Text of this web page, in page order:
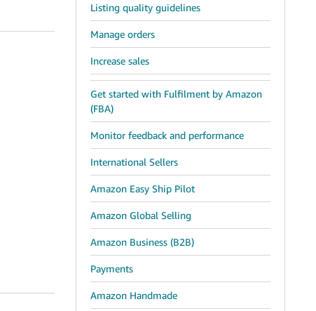
Listing quality guidelines
Manage orders
Increase sales
Get started with Fulfilment by Amazon
(FBA)
Monitor feedback and performance
International Sellers
Amazon Easy Ship Pilot
Amazon Global Selling
Amazon Business (B2B)
Payments
Amazon Handmade